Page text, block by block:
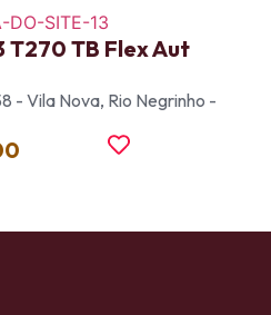
T270 TB Flex Aut
- Vila Nova, Rio Negrinho -